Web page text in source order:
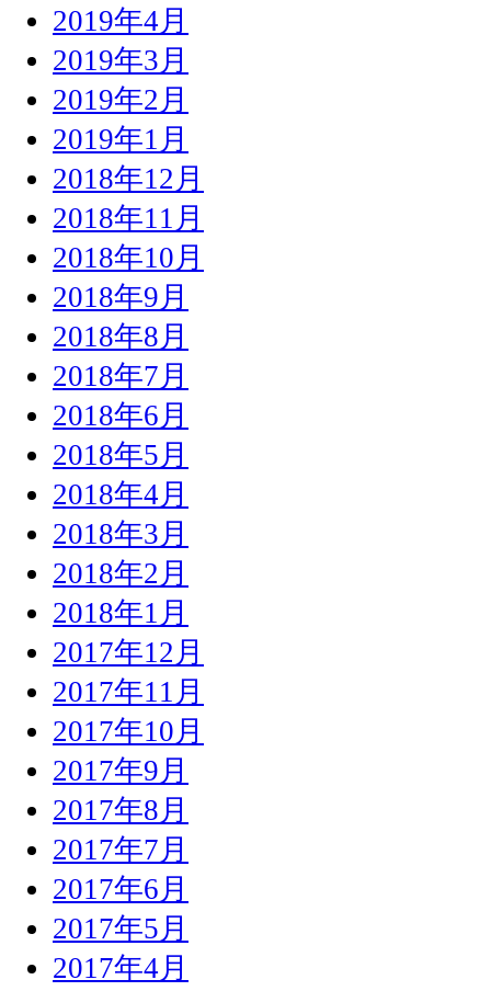
2019年4月
2019年3月
2019年2月
2019年1月
2018年12月
2018年11月
2018年10月
2018年9月
2018年8月
2018年7月
2018年6月
2018年5月
2018年4月
2018年3月
2018年2月
2018年1月
2017年12月
2017年11月
2017年10月
2017年9月
2017年8月
2017年7月
2017年6月
2017年5月
2017年4月